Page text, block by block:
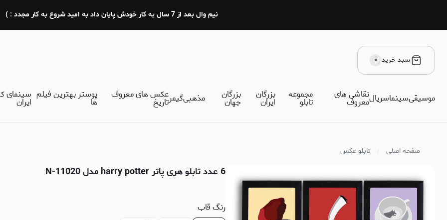
نیم وال بعد از 7 سال به کار خودش پایان داد به امید شروع به کار مجدد : )
سبد خرید ۰
موسیقیسینماسریالنقاشی های
معروف
مجموعه
تابلو
بزرگان
ایران
بزرگان
جهان مذهبیگیمرعکس های معروف
تاریخ
پوستر بهترین فیلم
ها
سینمای
ایران
صفحه اصلی تابلو عکس
6 عدد تابلو هری پاتر harry potter مدل N-11020
رنگ قاب